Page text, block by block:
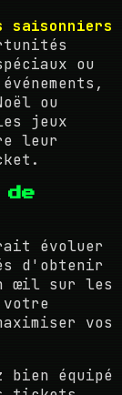
saisonniers
ou
ou
jeux
leur
de
évoluer
d'obtenir
œil sur les
vos
bien équipé